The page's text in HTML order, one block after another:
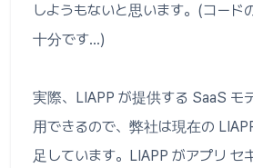
しようもないと思います。(コード
十分です...)
実際、LIAPP が提供する SaaS モ
用できるので、弊社は現在の
足しています。LIAPP がアプリ セ